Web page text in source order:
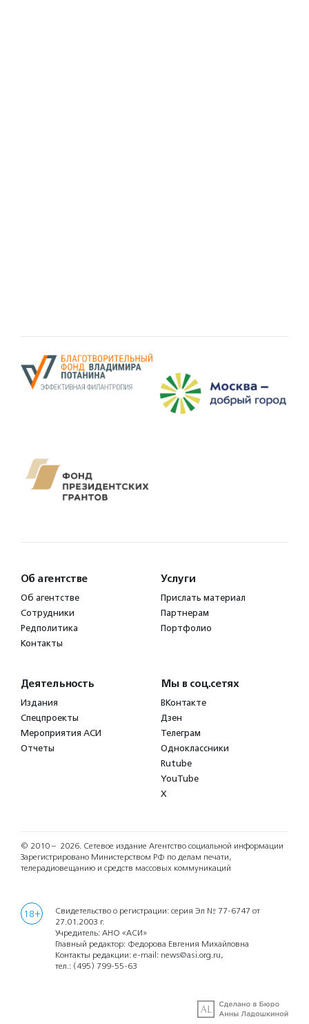
Об агентстве
Об агентстве
Сотрудники
Редполитика
Контакты
Услуги
Прислать материал
Партнерам
Портфолио
Деятельность
Издания
Спецпроекты
Мероприятия АСИ
Отчеты
Мы в соц.сетях
ВКонтакте
Дзен
Телеграм
Одноклассники
Rutube
YouTube
X
© 2010 – 2026. Сетевое издание Агентство социальной информации
Зарегистрировано Министерством РФ по делам печати,
телерадиовещанию и средств массовых коммуникаций
18+
Свидетельство о регистрации: серия Эл № 77-6747 от
27.01.2003 г.
Учредитель: АНО «АСИ»
Главный редактор: Федорова Евгения Михайловна
Контакты редакции: e-mail: news@asi.org.ru,
тел.: (495) 799-55-63